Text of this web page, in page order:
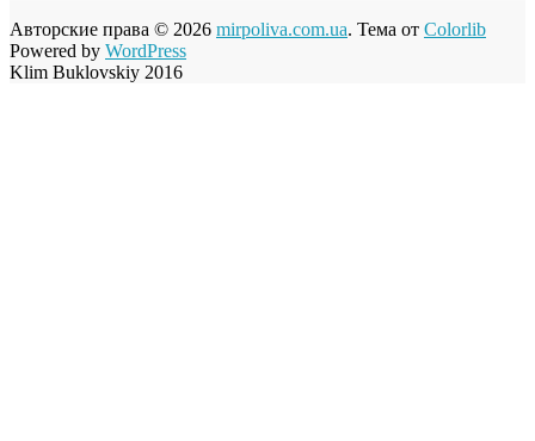
Авторские права © 2026 mirpoliva.com.ua. Тема от Colorlib
Powered by WordPress
Klim Buklovskiy 2016